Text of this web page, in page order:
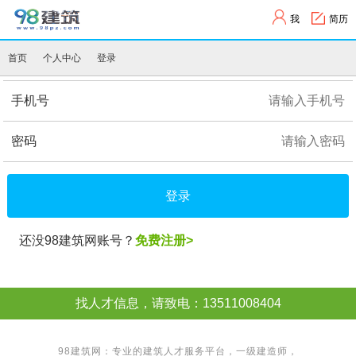
我 简历
首页 个人中心 登录
手机号
密码
登录
还没98建筑网账号？免费注册>
找人才信息，请致电：13511008404
98建筑网：专业的建筑人才服务平台， 一级建造师 ，